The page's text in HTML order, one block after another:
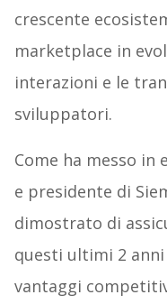
crescente
marketplace in
interazioni e le
sviluppatori.
Come ha messo in
e presidente di
dimostrato di
questi ultimi 2
vantaggi